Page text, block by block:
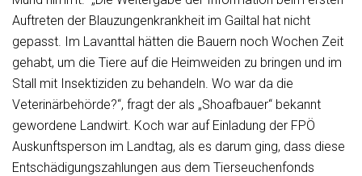
Auftreten der Blauzungenkrankheit im Gailtal hat nicht
gepasst. Im Lavanttal hätten die Bauern noch Wochen Zeit
gehabt, um die Tiere auf die Heimweiden zu bringen und im
Stall mit Insektiziden zu behandeln. Wo war da die
Veterinärbehörde?“, fragt der als „Shoafbauer“ bekannt
gewordene Landwirt. Koch war auf Einladung der FPÖ
Auskunftsperson im Landtag, als es darum ging, dass diese
Entschädigungszahlungen aus dem Tierseuchenfonds